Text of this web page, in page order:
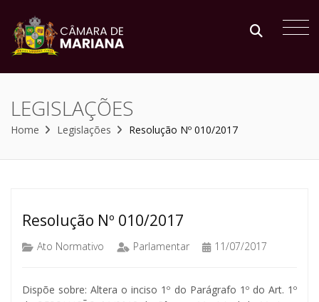
LEGISLAÇÕES
Home Legislações Resolução Nº 010/2017
Resolução Nº 010/2017
Ato Normativo Parlamentar 11/07/2017
Dispõe sobre: Altera o inciso 1º do Parágrafo 1º do Art. 1º